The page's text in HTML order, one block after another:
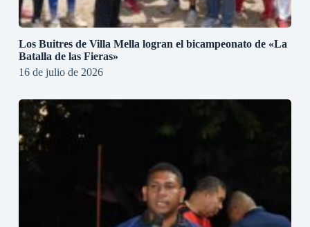
Los Buitres de Villa Mella logran el bicampeonato de «La
Batalla de las Fieras»
16 de julio de 2026